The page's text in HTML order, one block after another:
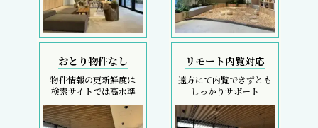
おとり物件なし
物件情報の更新鮮度は
検索サイトでは高水準
リモート内覧対応
遠方にて内覧できずとも
しっかりサポート